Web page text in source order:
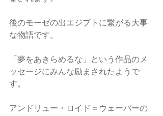
後のモーゼの出エジプトに繋がる大事
な物語です。
「夢をあきらめるな」という作品のメ
ッセージにみんな励まされたようで
す。
アンドリュー・ロイド＝ウェーバーの